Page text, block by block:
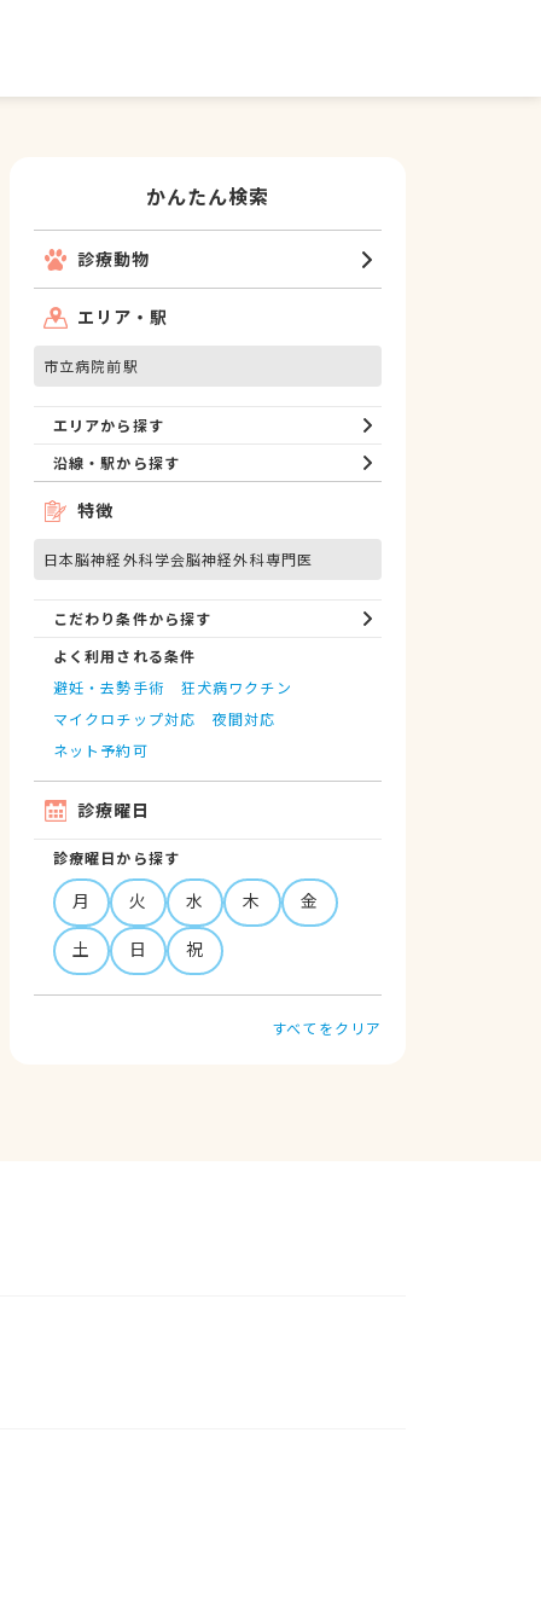
かんたん検索
診療動物
エリア・駅
市立病院前駅
エリアから探す
沿線・駅から探す
特徴
日本脳神経外科学会脳神経外科専門医
こだわり条件から探す
よく利用される条件
避妊・去勢手術
狂犬病ワクチン
マイクロチップ対応
夜間対応
ネット予約可
診療曜日
診療曜日から探す
月 火 水 木
金
土
日 祝
すべてをクリア